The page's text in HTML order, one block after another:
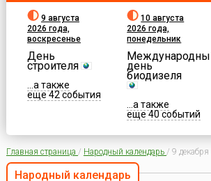
9 августа
2026 года,
воскресенье
День
строителя
...а также
еще 42 события
10 августа
2026 года,
понедельник
день
биодизеля
...а также
еще 40 событий
Главная страница / Народный календарь / 9 декабря
Народный календарь